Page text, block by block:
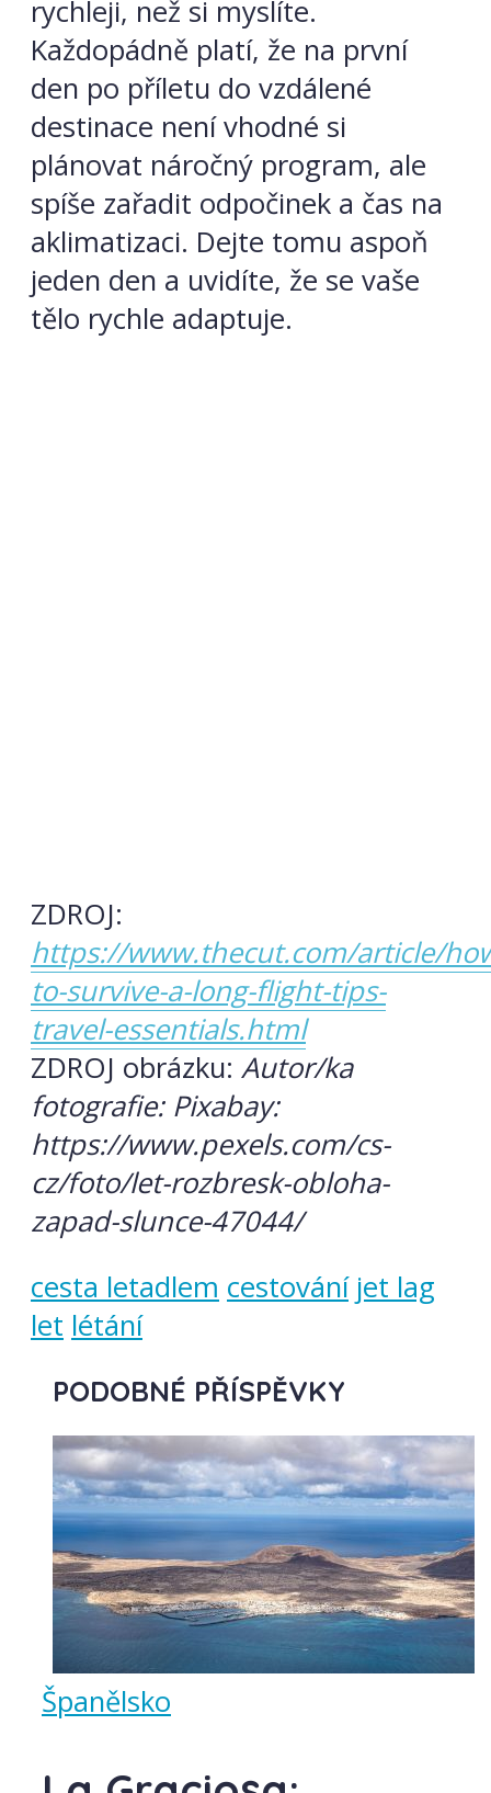
rychleji, než si myslíte.
Každopádně platí, že na první
den po příletu do vzdálené
destinace není vhodné si
plánovat náročný program, ale
spíše zařadit odpočinek a čas na
aklimatizaci. Dejte tomu aspoň
jeden den a uvidíte, že se vaše
tělo rychle adaptuje.
ZDROJ:
https://www.thecut.com/article/
to-survive-a-long-flight-tips-
travel-essentials.html
ZDROJ obrázku: Autor/ka
fotografie: Pixabay:
https://www.pexels.com/cs-
cz/foto/let-rozbresk-obloha-
zapad-slunce-47044/
cesta letadlem cestování jet lag
let létání
PODOBNÉ PŘÍSPĚVKY
Španělsko